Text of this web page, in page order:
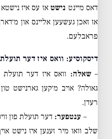
דאס מיינט נישטאז עס איז נישטא
אז זאכן געשעען אליינס און
פראבלעם.
דיסקוסיע: וואס איז דער תועלת
–שאלה: וואס איז דער תועלת
גאולה? אויב מ׳קען גארנישט
רעדן.
– ענטפער: דער תועלת פון
שלב וואו מיר זענען איז נישט